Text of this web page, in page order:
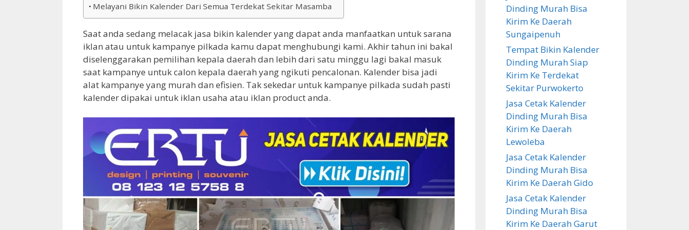
Melayani Bikin Kalender Dari Semua Terdekat Sekitar Masamba
Saat anda sedang melacak jasa bikin kalender yang dapat anda manfaatkan untuk sarana
iklan atau untuk kampanye pilkada kamu dapat menghubungi kami. Akhir tahun ini bakal
diselenggarakan pemilihan kepala daerah dan lebih dari satu minggu lagi bakal masuk
saat kampanye untuk calon kepala daerah yang ngikuti pencalonan. Kalender bisa jadi
alat kampanye yang murah dan efisien. Tak sekedar untuk kampanye pilkada sudah pasti
kalender dipakai untuk iklan usaha atau iklan product anda.
Dinding Murah Bisa
Kirim Ke Daerah
Sungaipenuh
Tempat Bikin Kalender
Dinding Murah Siap
Kirim Ke Terdekat
Sekitar Purwokerto
Jasa Cetak Kalender
Dinding Murah Bisa
Kirim Ke Daerah
Lewoleba
Jasa Cetak Kalender
Dinding Murah Bisa
Kirim Ke Daerah Gido
Jasa Cetak Kalender
Dinding Murah Bisa
Kirim Ke Daerah Garut